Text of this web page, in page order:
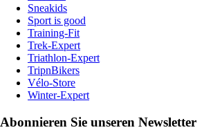
Sneakids
Sport is good
Training-Fit
Trek-Expert
Triathlon-Expert
TripnBikers
Vélo-Store
Winter-Expert
Abonnieren Sie unseren Newsletter